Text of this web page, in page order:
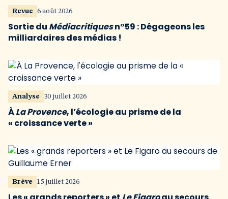
Revue 6 août 2026
Sortie du Médiacritiquesn°59 : Dégageons les
milliardaires des médias !
Analyse 30 juillet 2026
ÀLa Provence, l’écologie au prisme de la
« croissance verte »
Brève 15 juillet 2026